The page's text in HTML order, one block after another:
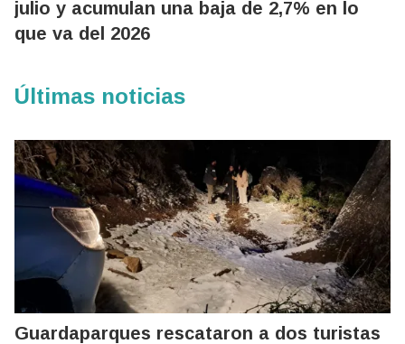
julio y acumulan una baja de 2,7% en lo
que va del 2026
Últimas noticias
Guardaparques rescataron a dos turistas